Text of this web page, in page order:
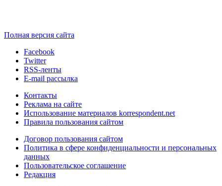
Полная версия сайта
Facebook
Twitter
RSS-ленты
E-mail рассылка
Контакты
Реклама на сайте
Использование материалов korrespondent.net
Правила пользования сайтом
Договор пользования сайтом
Политика в сфере конфиденциальности и персональных
данных
Пользовательское соглашение
Редакция